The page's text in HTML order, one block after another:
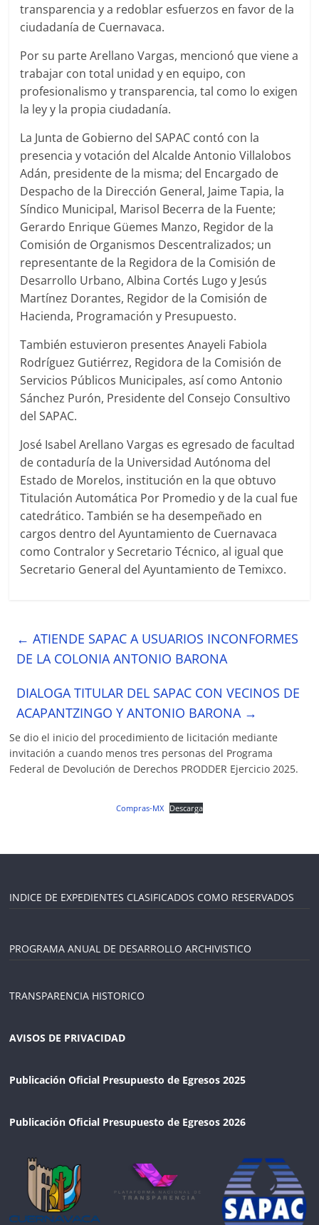
transparencia y a redoblar esfuerzos en favor de la
ciudadanía de Cuernavaca.
Por su parte Arellano Vargas, mencionó que viene a
trabajar con total unidad y en equipo, con
profesionalismo y transparencia, tal como lo exigen
la ley y la propia ciudadanía.
La Junta de Gobierno del SAPAC contó con la
presencia y votación del Alcalde Antonio Villalobos
Adán, presidente de la misma; del Encargado de
Despacho de la Dirección General, Jaime Tapia, la
Síndico Municipal, Marisol Becerra de la Fuente;
Gerardo Enrique Güemes Manzo, Regidor de la
Comisión de Organismos Descentralizados; un
representante de la Regidora de la Comisión de
Desarrollo Urbano, Albina Cortés Lugo y Jesús
Martínez Dorantes, Regidor de la Comisión de
Hacienda, Programación y Presupuesto.
También estuvieron presentes Anayeli Fabiola
Rodríguez Gutiérrez, Regidora de la Comisión de
Servicios Públicos Municipales, así como Antonio
Sánchez Purón, Presidente del Consejo Consultivo
del SAPAC.
José Isabel Arellano Vargas es egresado de facultad
de contaduría de la Universidad Autónoma del
Estado de Morelos, institución en la que obtuvo
Titulación Automática Por Promedio y de la cual fue
catedrático. También se ha desempeñado en
cargos dentro del Ayuntamiento de Cuernavaca
como Contralor y Secretario Técnico, al igual que
Secretario General del Ayuntamiento de Temixco.
← ATIENDE SAPAC A USUARIOS INCONFORMES
DE LA COLONIA ANTONIO BARONA
DIALOGA TITULAR DEL SAPAC CON VECINOS DE
ACAPANTZINGO Y ANTONIO BARONA →
Se dio el inicio del procedimiento de licitación mediante
invitación a cuando menos tres personas del Programa
Federal de Devolución de Derechos PRODDER Ejercicio 2025.
Compras-MX Descarga
INDICE DE EXPEDIENTES CLASIFICADOS COMO RESERVADOS
PROGRAMA ANUAL DE DESARROLLO ARCHIVISTICO
TRANSPARENCIA HISTORICO
AVISOS DE PRIVACIDAD
Publicación Oficial Presupuesto de Egresos 2025
Publicación Oficial Presupuesto de Egresos 2026